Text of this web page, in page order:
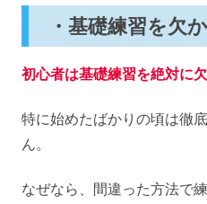
・基礎練習を欠
初心者は基礎練習を絶対に
特に始めたばかりの頃は徹
ん。
なぜなら、間違った方法で